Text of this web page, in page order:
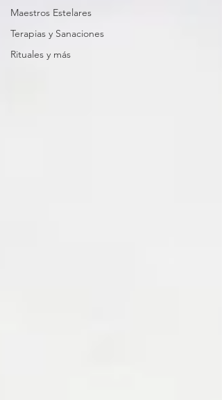
Maestros Estelares
Terapias y Sanaciones
Rituales y más